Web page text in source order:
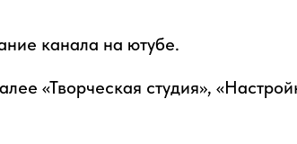
канала на ютубе.
«Творческая студия»,